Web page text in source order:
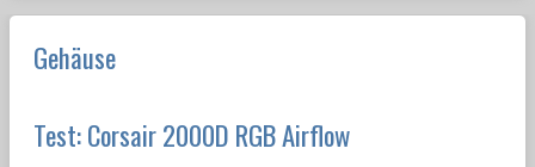
Gehäuse
Test: Corsair 2000D RGB Airflow